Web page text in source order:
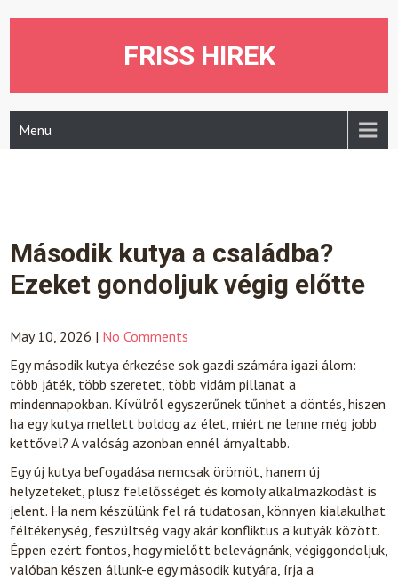
FRISS HIREK
Menu
Második kutya a családba?
Ezeket gondoljuk végig előtte
May 10, 2026 | No Comments
Egy második kutya érkezése sok gazdi számára igazi álom:
több játék, több szeretet, több vidám pillanat a
mindennapokban. Kívülről egyszerűnek tűnhet a döntés, hiszen
ha egy kutya mellett boldog az élet, miért ne lenne még jobb
kettővel? A valóság azonban ennél árnyaltabb.
Egy új kutya befogadása nemcsak örömöt, hanem új
helyzeteket, plusz felelősséget és komoly alkalmazkodást is
jelent. Ha nem készülünk fel rá tudatosan, könnyen kialakulhat
féltékenység, feszültség vagy akár konfliktus a kutyák között.
Éppen ezért fontos, hogy mielőtt belevágnánk, végiggondoljuk,
valóban készen állunk-e egy második kutyára, írja a